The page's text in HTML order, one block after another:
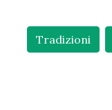
Tradizioni